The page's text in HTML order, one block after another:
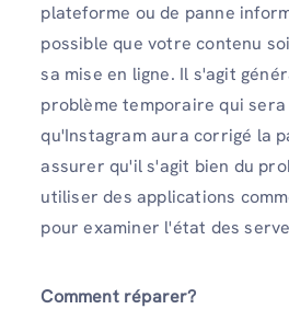
plateforme ou de panne
possible que votre contenu
sa mise en ligne. Il s'agit
problème temporaire qui
qu'Instagram aura corrigé la
assurer qu'il s'agit bien du
utiliser des applications
pour examiner l'état des
Comment réparer?